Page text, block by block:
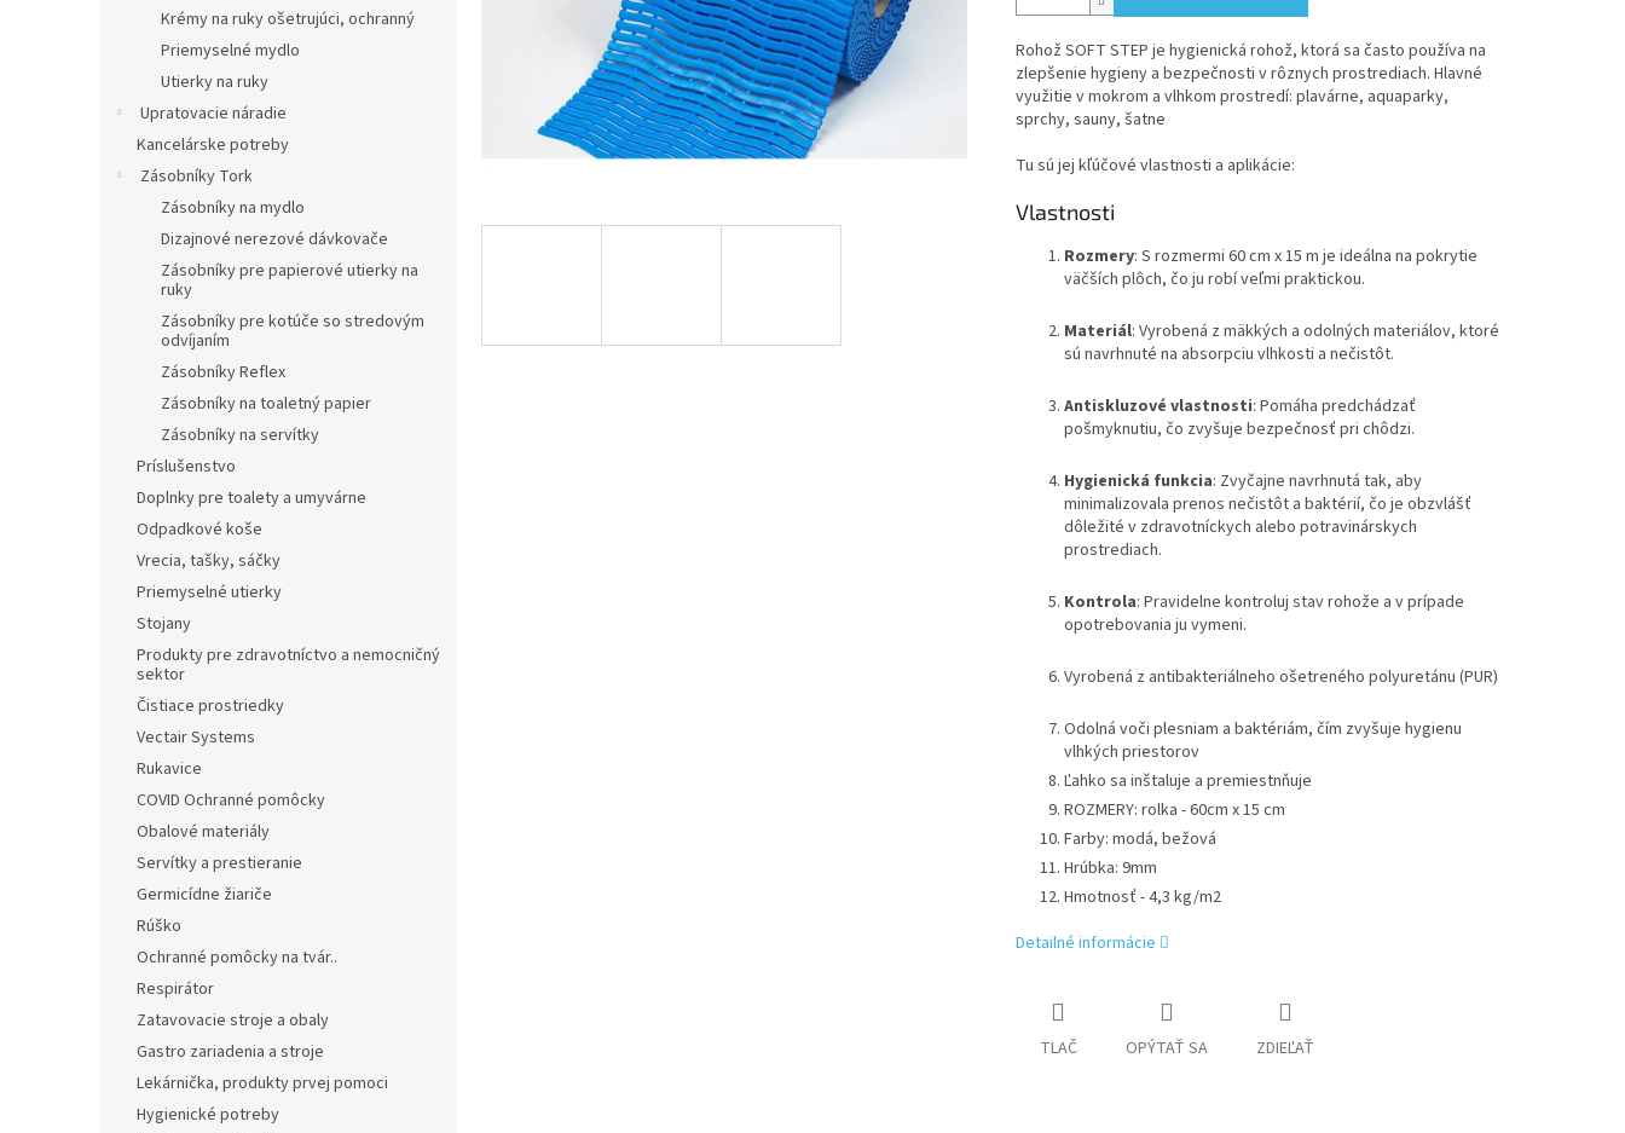
Krémy na ruky ošetrujúci, ochranný
Priemyselné mydlo
Utierky na ruky
Upratovacie náradie
Kancelárske potreby
Zásobníky Tork
Zásobníky na mydlo
Dizajnové nerezové dávkovače
Zásobníky pre papierové utierky na
ruky
Zásobníky pre kotúče so stredovým
odvíjaním
Zásobníky Reflex
Zásobníky na toaletný papier
Zásobníky na servítky
Príslušenstvo
Doplnky pre toalety a umyvárne
Odpadkové koše
Vrecia, tašky, sáčky
Priemyselné utierky
Stojany
Produkty pre zdravotníctvo a nemocničný
sektor
Čistiace prostriedky
Vectair Systems
Rukavice
COVID Ochranné pomôcky
Obalové materiály
Servítky a prestieranie
Germicídne žiariče
Rúško
Ochranné pomôcky na tvár..
Respirátor
Zatavovacie stroje a obaly
Gastro zariadenia a stroje
Lekárnička, produkty prvej pomoci
Hygienické potreby
Rohož SOFT STEP je hygienická rohož, ktorá sa často používa na
zlepšenie hygieny a bezpečnosti v rôznych prostrediach. Hlavné
využitie v mokrom a vlhkom prostredí: plavárne, aquaparky,
sprchy, sauny, šatne
Tu sú jej kľúčové vlastnosti a aplikácie:
Vlastnosti
Rozmery: S rozmermi 60 cm x 15 m je ideálna na pokrytie
väčších plôch, čo ju robí veľmi praktickou.
Materiál: Vyrobená z mäkkých a odolných materiálov, ktoré
sú navrhnuté na absorpciu vlhkosti a nečistôt.
Antiskluzové vlastnosti: Pomáha predchádzať
pošmyknutiu, čo zvyšuje bezpečnosť pri chôdzi.
Hygienická funkcia: Zvyčajne navrhnutá tak, aby
minimalizovala prenos nečistôt a baktérií, čo je obzvlášť
dôležité v zdravotníckych alebo potravinárskych
prostrediach.
Kontrola: Pravidelne kontroluj stav rohože a v prípade
opotrebovania ju vymeni.
Vyrobená z antibakteriálneho ošetreného polyuretánu (PUR)
Odolná voči plesniam a baktériám, čím zvyšuje hygienu
vlhkých priestorov
Ľahko sa inštaluje a premiestnňuje
ROZMERY: rolka - 60cm x 15 cm
Farby: modá, bežová
Hrúbka: 9mm
Hmotnosť - 4,3 kg/m2
Detailné informácie
TLAČ OPÝTAŤ SA ZDIEĽAŤ